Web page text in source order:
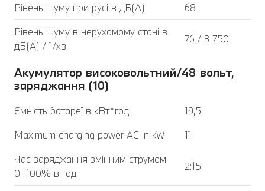
Рівень шуму при русі в дБ(А)
68
Рівень шуму в нерухомому стані в
дБ(А) / 1/хв
76 / 3 750
Акумулятор високовольтний/48 вольт,
заряджання (10)
Ємність батареї в кВт*год
19,5
Maximum charging power AC in kW
11
Час заряджання змінним струмом
0–100% в год
2:15